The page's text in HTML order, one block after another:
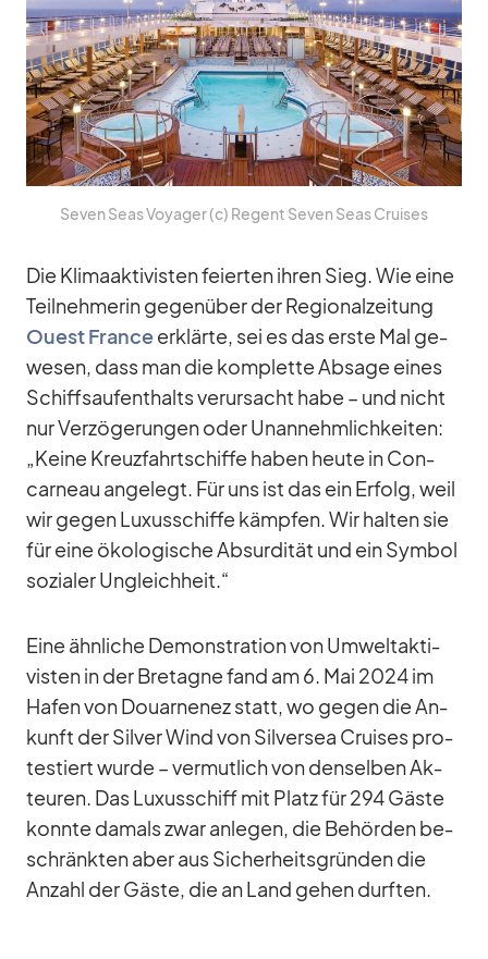
Se­ven Seas Voy­a­ger (c) Re­gent Se­ven Seas Crui­ses
Die Kli­ma­ak­ti­vis­ten fei­er­ten ih­ren Sieg. Wie eine
Teil­neh­me­rin ge­gen­über der Re­gio­nal­zei­tung
Ouest Franceer­klärte, sei es das erste Mal ge­
we­sen, dass man die kom­plette Ab­sage ei­nes
Schiffs­auf­ent­halts ver­ur­sacht habe – und nicht
nur Ver­zö­ge­run­gen oder Un­an­nehm­lich­kei­ten:
„Keine Kreuz­fahrt­schiffe ha­ben heute in Con­
car­neau an­ge­legt. Für uns ist das ein Er­folg, weil
wir ge­gen Lu­xus­schiffe kämp­fen. Wir hal­ten sie
für eine öko­lo­gi­sche Ab­sur­di­tät und ein Sym­bol
so­zia­ler Un­gleich­heit.“
Eine ähn­li­che De­mons­tra­tion von Um­welt­ak­ti­
vis­ten in der Bre­ta­gne fand am 6. Mai 2024 im
Ha­fen von Douar­nenez statt, wo ge­gen die An­
kunft der Sil­ver Wind von Sil­ver­sea Crui­ses pro­
tes­tiert wurde – ver­mut­lich von den­sel­ben Ak­
teu­ren. Das Lu­xus­schiff mit Platz für 294 Gäste
konnte da­mals zwar an­le­gen, die Be­hör­den be­
schränk­ten aber aus Si­cher­heits­grün­den die
An­zahl der Gäste, die an Land ge­hen durf­ten.